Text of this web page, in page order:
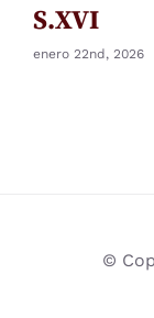
S.XVI
enero 22nd, 2026
©